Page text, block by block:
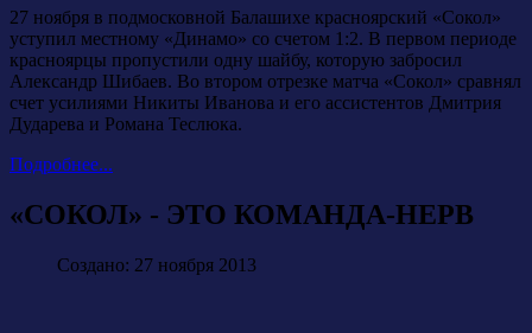
27 ноября в подмосковной Балашихе красноярский «Сокол»
уступил местному «Динамо» со счетом 1:2. В первом периоде
красноярцы пропустили одну шайбу, которую забросил
Александр Шибаев. Во втором отрезке матча «Сокол» сравнял
счет усилиями Никиты Иванова и его ассистентов Дмитрия
Дударева и Романа Теслюка.
Подробнее...
«СОКОЛ» - ЭТО КОМАНДА-НЕРВ
Создано: 27 ноября 2013